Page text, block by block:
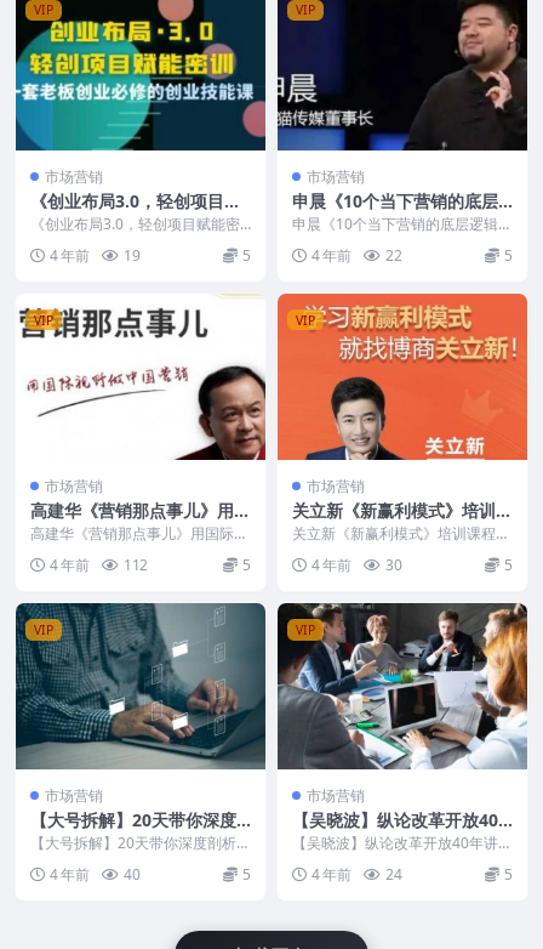
VIP
市场营销
《创业布局3.0，轻创项目赋
能密训》一套老板创业必修的
创业技能课
《创业布局3.0，轻创项目赋能密
训》一套老板创业必修的创业技能
课 培训课程视频内...
4 年前 19 5
VIP
市场营销
申晨《10个当下营销的底层
逻辑》
申晨《10个当下营销的底层逻辑》
课程内容目录： 00开场：掌握底
层逻辑的重要性...
4 年前 22 5
VIP
市场营销
高建华《营销那点事儿》用国
际视野做国内营销
高建华《营销那点事儿》用国际视
野做国内营销 课程内容目录： 1、
高建华老师课前必...
4 年前 112 5
VIP
市场营销
关立新《新赢利模式》培训课
程视频
关立新《新赢利模式》培训课程视
新】羊毛出在狗身...
4 年前 30 5
VIP
市场营销
【大号拆解】20天带你深度
剖析40个顶级微信公众号
【大号拆解】20天带你深度剖析4
0个顶级微信公众号课程简介： 老
师介绍 何川 国...
4 年前 40 5
VIP
市场营销
【吴晓波】纵论改革开放40
年
【吴晓波】纵论改革开放40年讲座
课程简介： 致敬独立思想者，纵
论激荡四十年。 吴...
4 年前 24 5